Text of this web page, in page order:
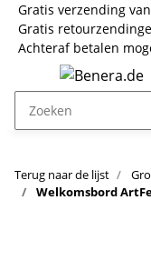
Gratis verzending
Gratis
Achteraf betalen
Terug naar de lijst
Welkomsbord